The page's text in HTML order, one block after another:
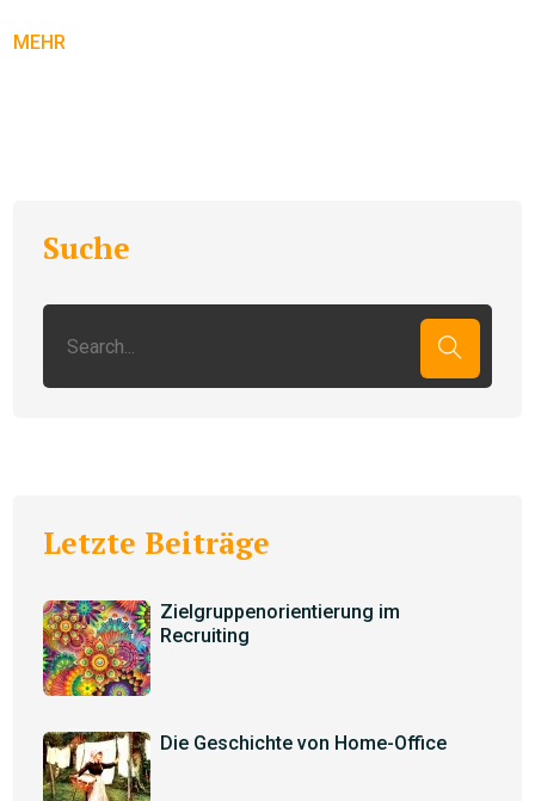
MEHR
Suche
Letzte Beiträge
Zielgruppenorientierung im
Recruiting
Die Geschichte von Home-Office